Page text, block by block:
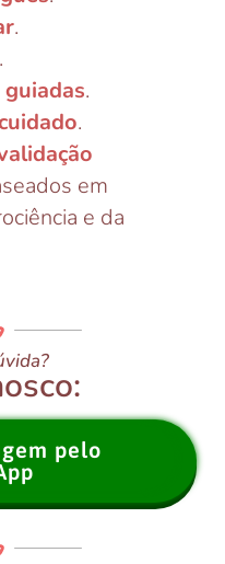
.
.
.
.
em
e da
pelo